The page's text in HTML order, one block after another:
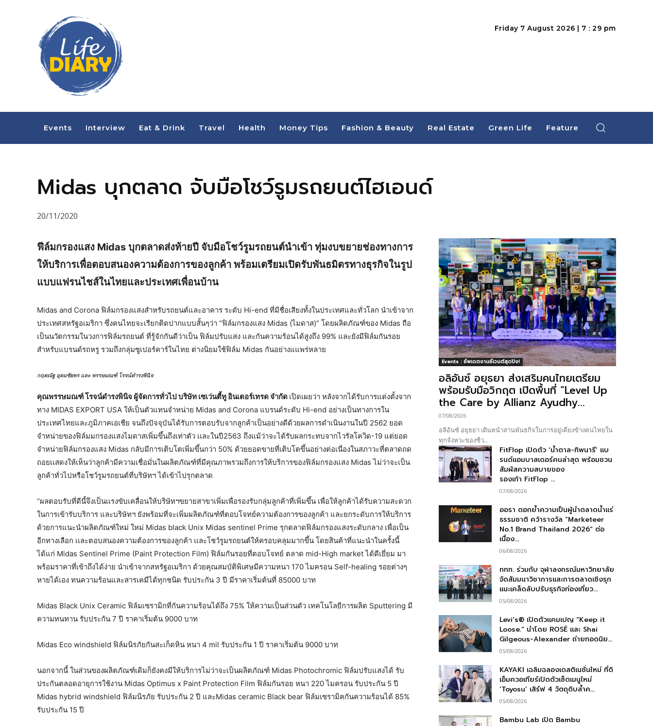
Friday 7 August 2026 | 7 : 29 pm
Events Interview Eat & Drink Travel Health Money Tips Fashion & Beauty Real Estate Green Life Feature
Midas บุกตลาด จับมือโชว์รูมรถยนต์ไฮเอนด์
20/11/2020
ฟีล์มกรองแสง Midas บุกตลาดส่งท้ายปี จับมือโชว์รูมรถยนต์นำเข้า ทุ่มงบขยายช่องทางการ
ให้บริการเพื่อตอบสนองความต้องการของลูกค้า พร้อมเตรียมเปิดรับพันธมิตรทางธุรกิจในรูป
แบบแฟรนไชส์ในไทยและประเทศเพื่อนบ้าน
Midas and Corona ฟิล์มกรองแสงสำหรับรถยนต์และอาคาร ระดับ Hi-end ที่มีชื่อเสียงทั้งในประเทศและทั่วโลก นำเข้าจาก
ประเทศสหรัฐอเมริกา ซึ่งคนไทยจะเรียกติดปากแบบสั้นๆว่า “ฟิล์มกรองแสง Midas (ไมดาส)” โดยผลิตภัณฑ์ของ Midas ถือ
เป็นนวัตกรรมในวงการฟิล์มรถยนต์ ที่รู้จักกันดีว่าเป็น ฟิล์มปรับแสง และกันความร้อนได้สูงถึง 99% และยังมีฟิล์มกันรอย
สำหรับแบรนด์รถหรู รวมถึงกลุ่มซูเปอร์คาร์ในไทย ต่างนิยมใช้ฟิล์ม Midas กันอย่างแแพร่หลาย
กฤตณัฐ อุดมชัยพร และ พรรษมณฑ์ โรจน์ดำรงพินิจ
คุณพรรษมณฑ์ โรจน์ดำรงพินิจ ผู้จัดการทั่วไป บริษัท เซเว่นตี้ทู อินเตอร์เทรด จำกัด เปิดเผยว่า หลังจากได้รับการแต่งตั้งจาก
ทาง MIDAS EXPORT USA ให้เป็นตัวแทนจำหน่าย Midas and Corona แบรนด์ระดับ Hi-end อย่างเป็นทางการใน
ประเทศไทยและภูมิภาคเอเชีย จนถึงปัจจุบันได้รับการตอบรับจากลูกค้าเป็นอย่างดีด้วยผลการดำเนินงานในปี 2562 ยอด
จำหน่ายของฟิล์มมกรองแสงไมดาสเพิ่มขึ้นถึงเท่าตัว เเละในปี2563 ถึงแม้ว่าจะได้รับผลกระทบจากไวรัลโควิด-19 แต่ยอด
จำหน่ายฟิล์มกรองแสง Midas กลับมีการเติบโตเพิ่มขึ้นกว่า 50% ด้วยยอดขายที่เติบโตขึ้นอย่างต่อเนื่องในสภาวะที่ตลาดถด
ถอยเเสดงให้เห็นว่าลูกค้ามีความเชื่อมั่นในผลิตภัณฑ์ที่มีคุณภาพรวมถึงการให้บริการของฟิล์มกรองแสง Midas ไม่ว่าจะเป็น
ลูกค้าทั่วไปหรือโชว์รูมรถยนต์ที่บริษัทฯ ได้เข้าไปรุกตลาด
“ผลตอบรับที่ดีนี้จึงเป็นเเรงขับเคลื่อนให้บริษัทฯขยายสาขาเพิ่มเพื่อรองรับกลุ่มลูกค้าที่เพิ่มขึ้น เพื่อให้ลูกค้าได้รับความสะดวก
ในการเข้ารับบริการ และบริษัทฯ ยังพร้อมที่จะเพิ่มผลิตภัณฑ์ที่ตอบโจทย์ความต้องการของลูกค้า และยกระดับการให้บริการ
ด้วยการแนะนำผลิตภัณฑ์ใหม่ ใหม่ Midas black Unix Midas sentinel Prime รุกตลาดฟิล์มกรองแสงระดับกลาง เพื่อเป็น
อีกทางเลือก เเละตอบสนองความต้องการของลูกค้า เเละโชว์รูมรถยนต์ให้ครอบคลุมมากขึ้น โดยสินค้าที่แนะนำในครั้งนี้
ได้แก่ Midas Sentinel Prime (Paint Protection Film) ฟิล์มกันรอยที่ตอบโจทย์ ตลาด mid-High market ได้ดีเยี่ยม มา
พร้อมราคาที่เข้าถึงได้ง่าย นำเข้าจากสหรัฐอเมริกา ด้วยคุณสมบัติพิเศษมีความหนา 170 ไมครอน Self-healing รอยต่างๆ
หายได้เอง ทนความร้อนและสารเคมีได้ทุกชนิด รับประกัน 3 ปี มีราคาเริ่มต้นที่ 85000 บาท
Midas Black Unix Ceramic ฟิล์มเซรามิกที่กันความร้อนได้ถึง 75% ให้ความเป็นส่วนตัว เทคโนโลยีการผลิต Sputtering มี
ความทนทาน รับประกัน 7 ปี ราคาเริ่มต้น 9000 บาท
Midas Eco windshield ฟิล์มนิรภัยกันสะเก็ดหิน หนา 4 mil รับประกัน 1 ปี ราคาเริ่มต้น 9000 บาท
นอกจากนี้ ในส่วนของผลิตภัณฑ์เดิมก็ยังคงมีให้บริการไม่ว่าจะเป็นผลิตภัณฑ์ Midas Photochromic ฟิล์มปรับแสงได้ รับ
ประกันตลอดอายุการใช้งาน Midas Optimus x Paint Protection Film ฟิล์มกันรอย หนา 220 ไมครอน รับประกัน 5 ปี
Midas hybrid windshield ฟิล์มนิรภัย รับประกัน 2 ปี และMidas ceramic Black bear ฟิล์มเซรามิคกันความร้อนได้ 85%
รับประกัน 15 ปี
Events : อัพเดตงานอีเวนต์สุดปัง!
อลิอันซ์ อยุธยา ส่งเสริมคนไทยเตรียม
พร้อมรับมือวิกฤต เปิดพื้นที่ “Level Up
the Care by Allianz Ayudhy...
07/08/2026
อลิอันซ์ อยุธยา เดินหน้าสานพันธกิจในการอยู่เคียงข้างคนไทยใน
ทุกจังหวะของชีว...
FitFlop เปิดตัว ‘น้ำตาล-ทิพนารี’ แบ
รนด์แอมบาสเดอร์คนล่าสุด พร้อมชวน
สัมผัสความสบายของ
รองเท้า FitFlop ...
07/08/2026
ออรา ตอกย้ำความเป็นผู้นำตลาดน้ำแร่
ธรรมชาติ คว้ารางวัล “Marketeer
No.1 Brand Thailand 2026” ต่อ
เนื่อง...
06/08/2026
ททท. ร่วมกับ จุฬาลงกรณ์มหาวิทยาลัย
จัดสัมมนาวิชาการและการตลาดเชิงรุก
แนะเคล็ดลับปรับธุรกิจท่องเที่ยว...
05/08/2026
Levi’s® เปิดตัวแคมเปญ “Keep it
Loose.” นำโดย ROSÉ และ Shai
Gilgeous-Alexander ถ่ายทอดนิย...
05/08/2026
KAYAKI เฉลิมฉลองเดสติเนชั่นใหม่ ที่ดิ
เอ็มควอเทียร์เปิดตัวเซ็ตเมนูใหม่
‘Toyosu’ เสิร์ฟ 4 วัตถุดิบล้ำค...
05/08/2026
Bambu Lab เปิด Bambu